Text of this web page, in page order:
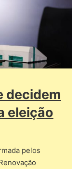
decidem
eleição
pelos